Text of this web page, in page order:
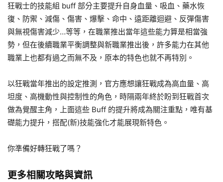
狂戰士的技能組 buff 部分主要提升自身血量、吸血、藥水恢
復、防禦、減傷、傷害、爆擊、命中、遠距離迴避、反彈傷害
與無視傷害減少…等等，在職業推出當年這些能力算是相當強
勢，但在後續職業平衡調整與新職業推出後，許多能力在其他
職業上也都有過之而無不及，原本的特色也就不再特別。
以狂戰當年推出的設定推測，官方應想讓狂戰成為高血量、高
坦度、高機動性與控制性的角色，時隔兩年終於盼到狂戰首次
做為覺醒主角，上面這些 Buff 的提升將成為關注重點，唯有基
礎能力提升，搭配(新)技能強化才能展現新特色。
你準備好轉狂戰了嗎？
更多相關攻略與資訊